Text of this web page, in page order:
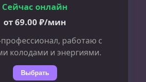
Сейчас онлайн
от 69.00 ₽/мин
работаю с
колодами и энергиями.
Выбрать